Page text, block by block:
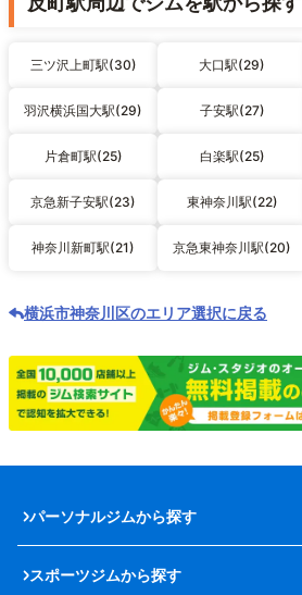
三ツ沢上町駅(30) 大口駅(29)
羽沢横浜国大駅(29) 子安駅(27)
片倉町駅(25) 白楽駅(25)
京急新子安駅(23) 東神奈川駅(22)
神奈川新町駅(21) 京急東神奈川駅(20)
横浜市神奈川区のエリア選択に戻る
パーソナルジムから探す
スポーツジムから探す